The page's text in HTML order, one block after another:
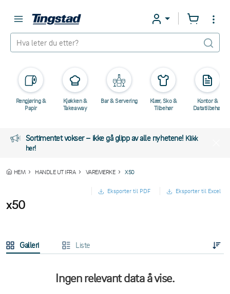
Rengjøring &
Papir
Kjøkken &
Takeaway
Bar & Servering
Klær, Sko &
Tilbehør
Kontor &
Datatilbehør
Sortimentet vokser – ikke gå glipp av alle nyhetene! Klikk
her!
HEM HANDLE UT IFRA VAREMERKE X50
Eksporter til PDF Eksporter til Excel
x50
Galleri Liste
Ingen relevant data å vise.